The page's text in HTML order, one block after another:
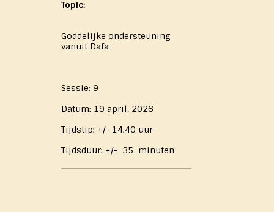
Topic:
Goddelijke ondersteuning
vanuit Dafa
Sessie: 9
Datum: 19 april, 2026
Tijdstip: +/- 14.40 uur
Tijdsduur: +/- 35 minuten